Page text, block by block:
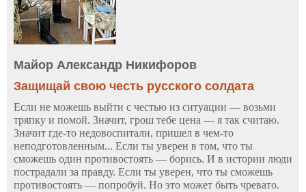
Майор Александр Никифоров
Защищай свою честь русского солдата
Если не можешь выйти с честью из ситуации — возьми
тряпку и помой. Значит, грош тебе цена — я так считаю.
Значит где-то недовоспитали, пришел в чем-то
неподготовленным... Если ты уверен в том, что ты
сможешь один противостоять — борись. И в истории люди
пострадали за правду. Если ты уверен, что ты сможешь
противостоять — попробуй. Но это может быть чревато.